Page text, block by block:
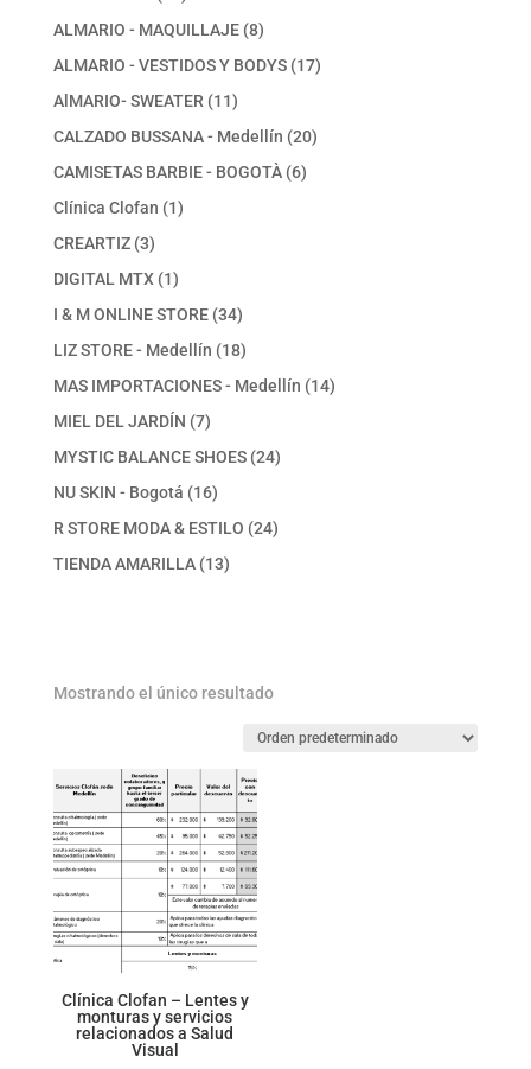
productos
ALMARIO - MAQUILLAJE 88
productos
ALMARIO - VESTIDOS Y BODYS 1717
AlMARIO- SWEATER 1111
productos
CALZADO BUSSANA - Medellín 2020
CAMISETAS BARBIE - BOGOTÀ 66
Clínica Clofan 11
CREARTIZ 33
productos
DIGITAL MTX 11
producto
I & M ONLINE STORE 3434
productos
LIZ STORE - Medellín 1818
productos
MAS IMPORTACIONES - Medellín 1414
MIEL DEL JARDÍN 77
productos
MYSTIC BALANCE SHOES 2424
NU SKIN - Bogotá 1616
productos
R STORE MODA & ESTILO 2424
TIENDA AMARILLA 1313
Mostrando el único resultado
Clínica Clofan – Lentes y
monturas y servicios
relacionados a Salud
Visual